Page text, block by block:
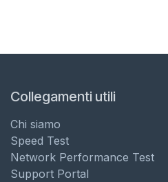
Collegamenti utili
Chi siamo
Speed Test
Network Performance Test
Support Portal